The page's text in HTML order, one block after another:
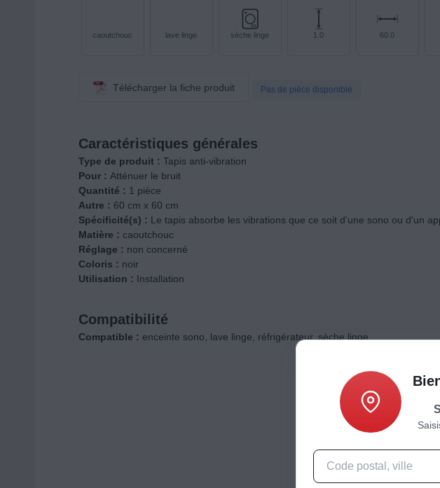
caoutchouc lave linge sèche linge 1.0 60.0
Télécharger la fiche produit Pas de pièce disponible
Caractéristiques générales
Type de produit : Tapis anti-vibration
Pour : Atténuer le bruit
Quantité : 1 pièce
Autre : 60 cm x 60 cm
Spécificité(s) : Le tapis absorbe les vibrations que ce soit d'une sono ou d'un
Matière : caoutchouc
Réglage : non concerné
Coloris : noir
Utilisation : Installation
Compatibilité
Compatible : enceinte sono, lave linge, réfrigérateur, sèche linge
Caractéristiques